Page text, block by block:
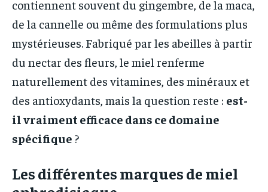
contiennent souvent du gingembre, de la maca,
de la cannelle ou même des formulations plus
mystérieuses. Fabriqué par les abeilles à partir
du nectar des fleurs, le miel renferme
naturellement des vitamines, des minéraux et
des antioxydants, mais la question reste : est-
il vraiment efficace dans ce domaine
spécifique ?
Les différentes marques de miel